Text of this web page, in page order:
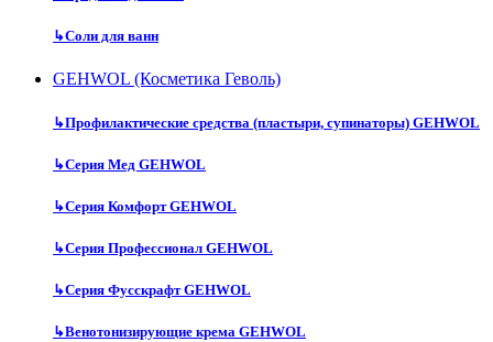
↳Соли для ванн
GEHWOL (Косметика Геволь)
↳Профилактические средства (пластыри, супинаторы) GEHWOL
↳Серия Мед GEHWOL
↳Серия Комфорт GEHWOL
↳Серия Профессионал GEHWOL
↳Серия Фусскрафт GEHWOL
↳Венотонизирующие крема GEHWOL